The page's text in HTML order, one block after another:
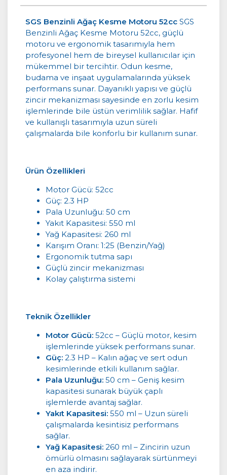
SGS Benzinli Ağaç Kesme Motoru 52cc SGS
Benzinli Ağaç Kesme Motoru 52cc, güçlü
motoru ve ergonomik tasarımıyla hem
profesyonel hem de bireysel kullanıcılar için
mükemmel bir tercihtir. Odun kesme,
budama ve inşaat uygulamalarında yüksek
performans sunar. Dayanıklı yapısı ve güçlü
zincir mekanizması sayesinde en zorlu kesim
işlemlerinde bile üstün verimlilik sağlar. Hafif
ve kullanışlı tasarımıyla uzun süreli
çalışmalarda bile konforlu bir kullanım sunar.
Ürün Özellikleri
Motor Gücü: 52cc
Güç: 2.3 HP
Pala Uzunluğu: 50 cm
Yakıt Kapasitesi: 550 ml
Yağ Kapasitesi: 260 ml
Karışım Oranı: 1:25 (Benzin/Yağ)
Ergonomik tutma sapı
Güçlü zincir mekanizması
Kolay çalıştırma sistemi
Teknik Özellikler
Motor Gücü: 52cc – Güçlü motor, kesim
işlemlerinde yüksek performans sunar.
Güç: 2.3 HP – Kalın ağaç ve sert odun
kesimlerinde etkili kullanım sağlar.
Pala Uzunluğu: 50 cm – Geniş kesim
kapasitesi sunarak büyük çaplı
işlemlerde avantaj sağlar.
Yakıt Kapasitesi: 550 ml – Uzun süreli
çalışmalarda kesintisiz performans
sağlar.
Yağ Kapasitesi: 260 ml – Zincirin uzun
ömürlü olmasını sağlayarak sürtünmeyi
en aza indirir.